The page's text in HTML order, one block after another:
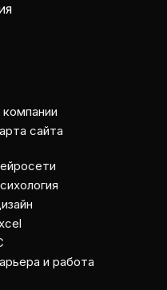
сайта
и работа